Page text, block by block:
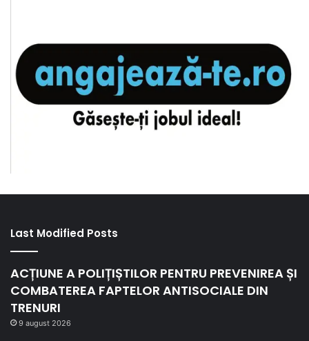
Last Modified Posts
ACȚIUNE A POLIȚIȘTILOR PENTRU PREVENIREA ȘI
COMBATEREA FAPTELOR ANTISOCIALE DIN
TRENURI
9 august 2026